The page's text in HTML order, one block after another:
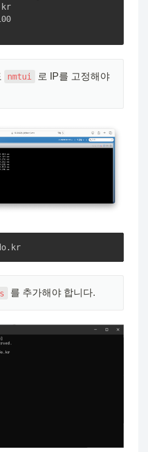
nmtui
로 IP를 고정해야
를 추가해야 합니다.